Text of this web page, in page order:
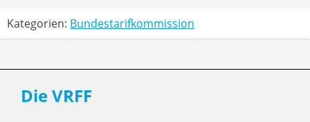
Kategorien: Bundestarifkommission
Die VRFF